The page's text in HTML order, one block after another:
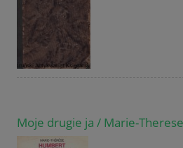
Moje drugie ja / Marie-